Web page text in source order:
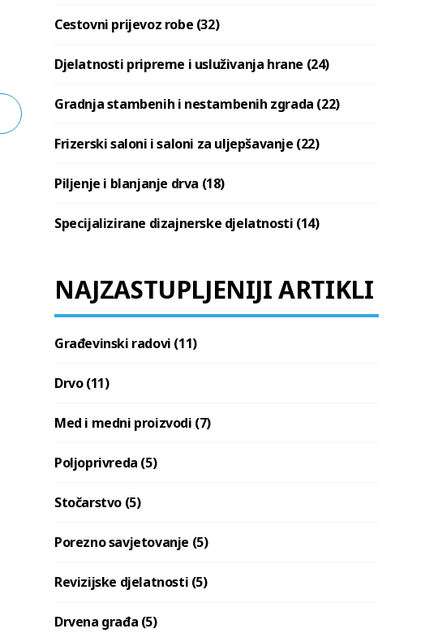
Cestovni prijevoz robe (32)
Djelatnosti pripreme i usluživanja hrane (24)
Gradnja stambenih i nestambenih zgrada (22)
Frizerski saloni i saloni za uljepšavanje (22)
Piljenje i blanjanje drva (18)
Specijalizirane dizajnerske djelatnosti (14)
NAJZASTUPLJENIJI ARTIKLI
Građevinski radovi (11)
Drvo (11)
Med i medni proizvodi (7)
Poljoprivreda (5)
Stočarstvo (5)
Porezno savjetovanje (5)
Revizijske djelatnosti (5)
Drvena građa (5)